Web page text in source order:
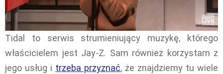
Tidal to serwis strumieniujący muzykę, którego
właścicielem jest Jay-Z. Sam również korzystam z
jego usług i trzeba przyznać, że znajdziemy tu wiele